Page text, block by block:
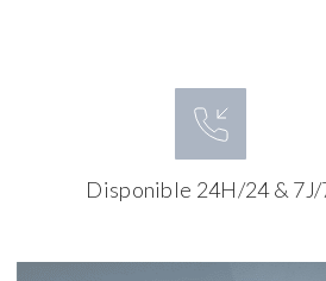
Disponible 24H/24 & 7J/